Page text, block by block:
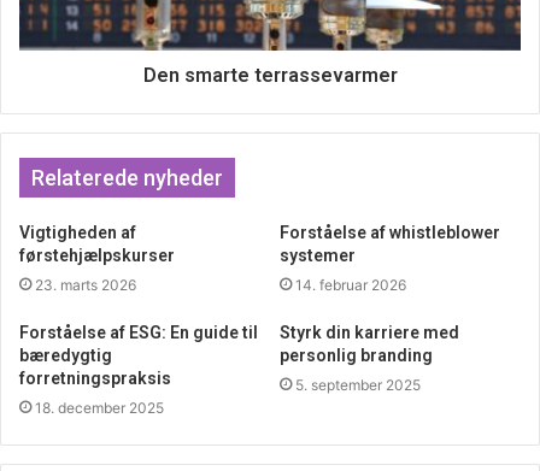
Den smarte terrassevarmer
Relaterede nyheder
Vigtigheden af
førstehjælpskurser
23. marts 2026
Forståelse af whistleblower
systemer
14. februar 2026
Forståelse af ESG: En guide til
bæredygtig
forretningspraksis
18. december 2025
Styrk din karriere med
personlig branding
5. september 2025